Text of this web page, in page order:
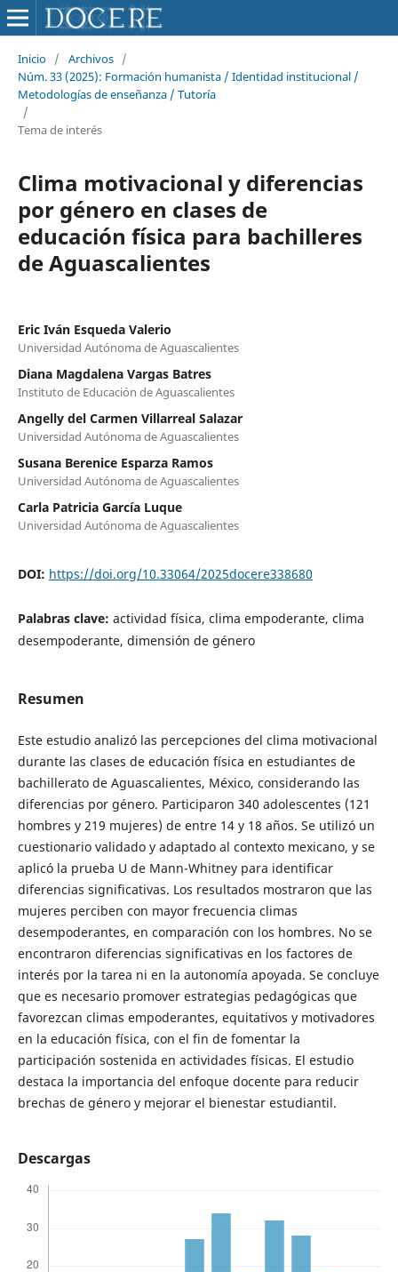
Inicio / Archivos /
Núm. 33 (2025): Formación humanista / Identidad institucional /
Metodologías de enseñanza / Tutoría
/
Tema de interés
Clima motivacional y diferencias
por género en clases de
educación física para bachilleres
de Aguascalientes
Eric Iván Esqueda Valerio
Universidad Autónoma de Aguascalientes
Diana Magdalena Vargas Batres
Instituto de Educación de Aguascalientes
Angelly del Carmen Villarreal Salazar
Universidad Autónoma de Aguascalientes
Susana Berenice Esparza Ramos
Universidad Autónoma de Aguascalientes
Carla Patricia García Luque
Universidad Autónoma de Aguascalientes
DOI: https://doi.org/10.33064/2025docere338680
Palabras clave: actividad física, clima empoderante, clima
desempoderante, dimensión de género
Resumen
Este estudio analizó las percepciones del clima motivacional
durante las clases de educación física en estudiantes de
bachillerato de Aguascalientes, México, considerando las
diferencias por género. Participaron 340 adolescentes (121
hombres y 219 mujeres) de entre 14 y 18 años. Se utilizó un
cuestionario validado y adaptado al contexto mexicano, y se
aplicó la prueba U de Mann-Whitney para identificar
diferencias significativas. Los resultados mostraron que las
mujeres perciben con mayor frecuencia climas
desempoderantes, en comparación con los hombres. No se
encontraron diferencias significativas en los factores de
interés por la tarea ni en la autonomía apoyada. Se concluye
que es necesario promover estrategias pedagógicas que
favorezcan climas empoderantes, equitativos y motivadores
en la educación física, con el fin de fomentar la
participación sostenida en actividades físicas. El estudio
destaca la importancia del enfoque docente para reducir
brechas de género y mejorar el bienestar estudiantil.
Descargas